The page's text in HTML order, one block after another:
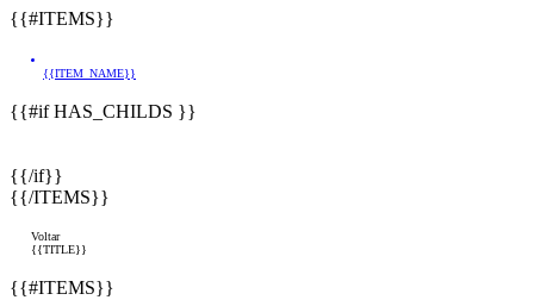
{{#ITEMS}}
{{ITEM_NAME}}
{{#if HAS_CHILDS }}
{{/if}}
{{/ITEMS}}
Voltar
{{TITLE}}
{{#ITEMS}}